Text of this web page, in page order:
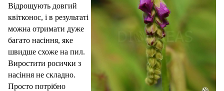
Відрощують довгий
квітконос, і в результаті
можна отримати дуже
багато насіння, яке
швидше схоже на пил.
Виростити росички з
насіння не складно.
Просто потрібно